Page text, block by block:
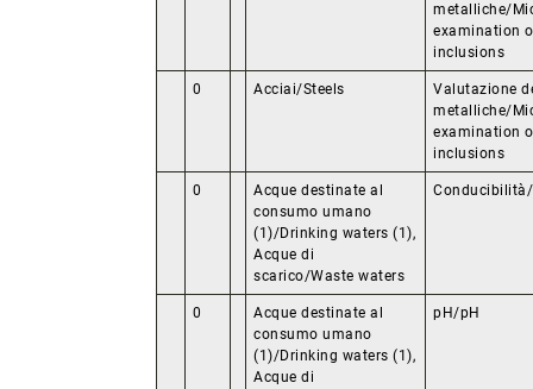
metalliche/
examination
inclusions
0 Acciai/Steels
Valutazione
metalliche/
examination
inclusions
0
Acque destinate al
consumo umano
(1)/Drinking waters (1),
Acque di
scarico/Waste waters
0
Acque destinate al
consumo umano
(1)/Drinking waters (1),
Acque di
pH/pH